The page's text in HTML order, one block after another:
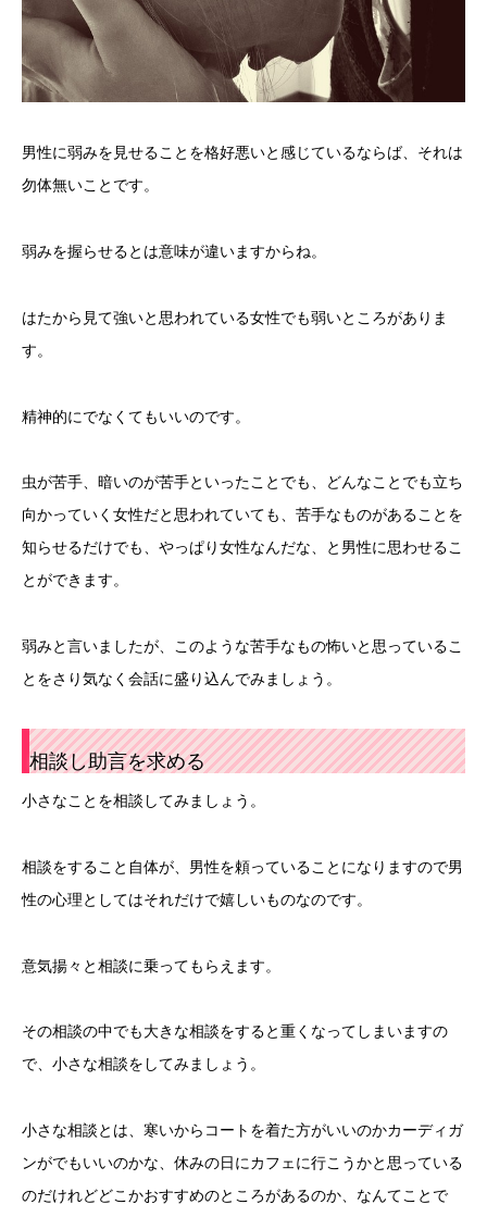
男性に弱みを見せることを格好悪いと感じているならば、それは
勿体無いことです。
弱みを握らせるとは意味が違いますからね。
はたから見て強いと思われている女性でも弱いところがありま
す。
精神的にでなくてもいいのです。
虫が苦手、暗いのが苦手といったことでも、どんなことでも立ち
向かっていく女性だと思われていても、苦手なものがあることを
知らせるだけでも、やっぱり女性なんだな、と男性に思わせるこ
とができます。
弱みと言いましたが、このような苦手なもの怖いと思っているこ
とをさり気なく会話に盛り込んでみましょう。
相談し助言を求める
小さなことを相談してみましょう。
相談をすること自体が、男性を頼っていることになりますので男
性の心理としてはそれだけで嬉しいものなのです。
意気揚々と相談に乗ってもらえます。
その相談の中でも大きな相談をすると重くなってしまいますの
で、小さな相談をしてみましょう。
小さな相談とは、寒いからコートを着た方がいいのかカーディガ
ンがでもいいのかな、休みの日にカフェに行こうかと思っている
のだけれどどこかおすすめのところがあるのか、なんてことで